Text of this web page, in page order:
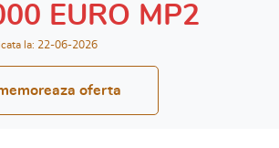
EURO MP2
la: 22-06-2026
oferta